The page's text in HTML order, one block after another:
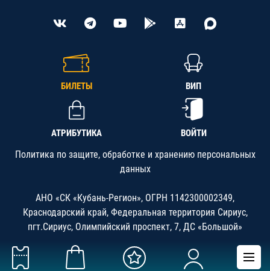
БИЛЕТЫ ВИП
АТРИБУТИКА ВОЙТИ
Политика по защите, обработке и хранению персональных
данных
АНО «СК «Кубань-Регион», ОГРН 1142300002349,
Краснодарский край, Федеральная территория Сириус,
пгт.Сириус, Олимпийский проспект, 7, ДС «Большой»